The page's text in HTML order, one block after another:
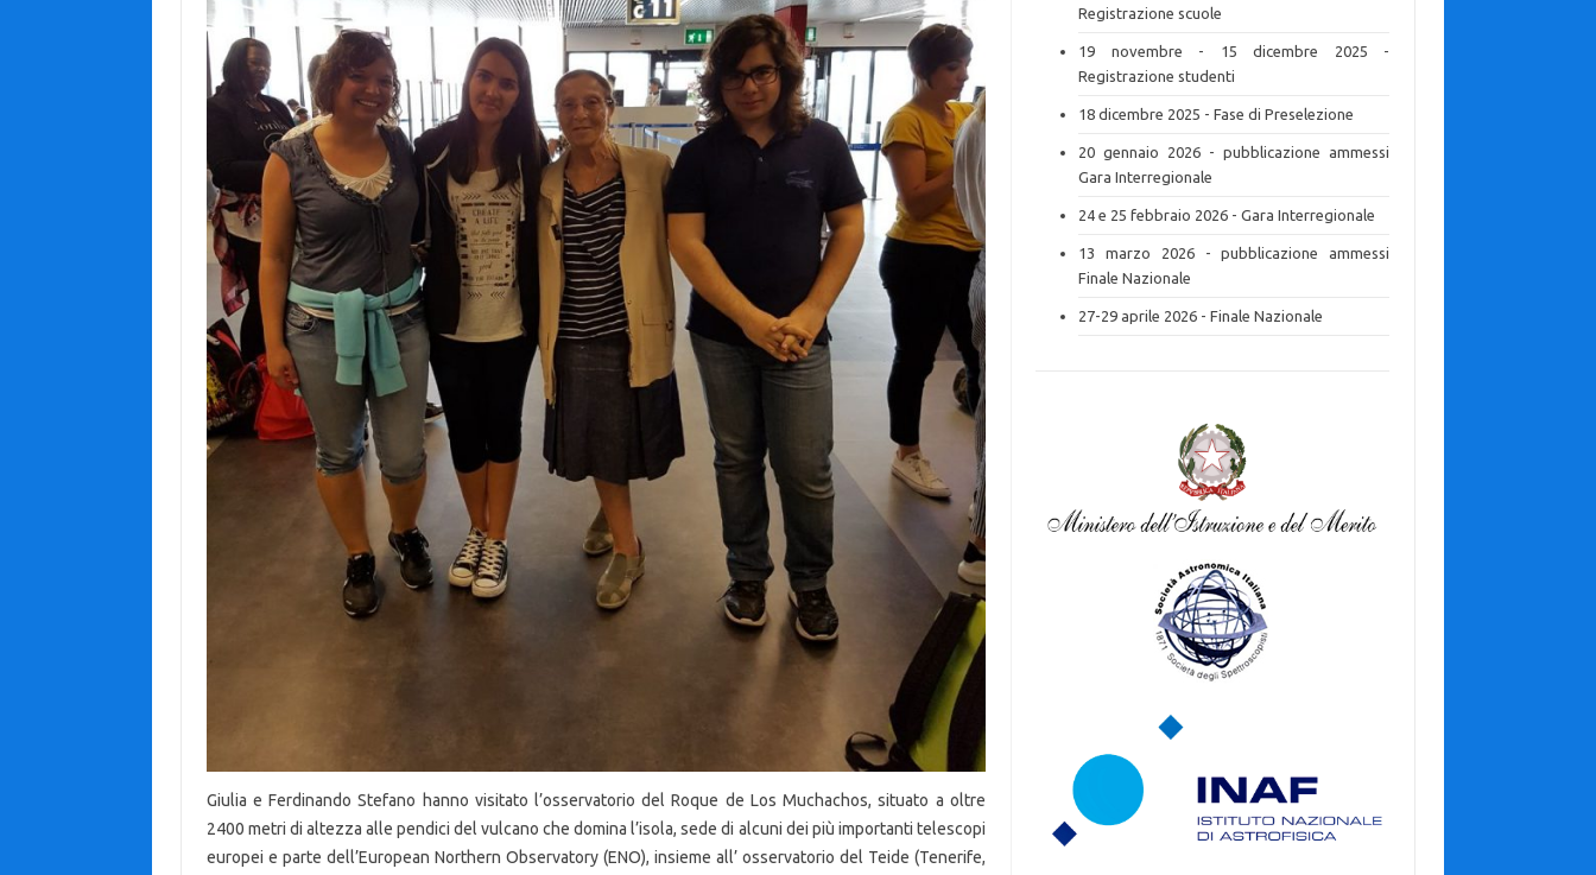
Giulia e Ferdinando Stefano hanno visitato l’osservatorio del Roque de Los Muchachos, situato a oltre
2400 metri di altezza alle pendici del vulcano che domina l’isola, sede di alcuni dei più importanti telescopi
europei e parte dell’European Northern Observatory (ENO), insieme all’ osservatorio del Teide (Tenerife,
Registrazione scuole
19 novembre - 15 dicembre 2025 -
Registrazione studenti
18 dicembre 2025 - Fase di Preselezione
20 gennaio 2026 - pubblicazione ammessi
Gara Interregionale
24 e 25 febbraio 2026 - Gara Interregionale
13 marzo 2026 - pubblicazione ammessi
Finale Nazionale
27-29 aprile 2026 - Finale Nazionale